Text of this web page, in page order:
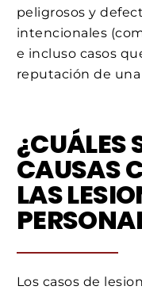
peligrosos y
intencionales
e incluso casos
reputación de una
¿CUÁLES
CAUSAS
LAS
Los casos de